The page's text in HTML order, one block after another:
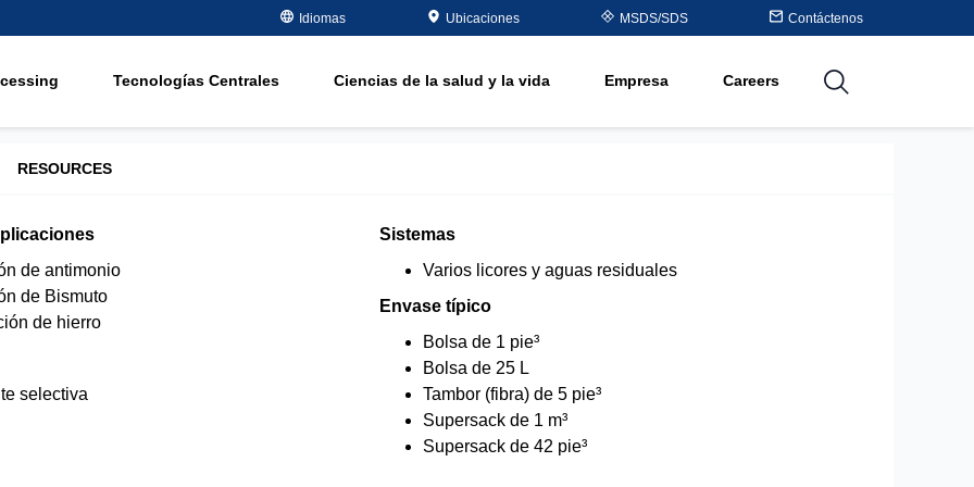
Idiomas Ubicaciones MSDS/SDS Contáctenos
Tecnologías Centrales Ciencias de la salud y la vida Empresa Careers
Semiconductor - electrónicos
petróleo y gas
recuperación
orgánica
Table
RESOURCES
de antimonio
de Bismuto
de hierro
selectiva
Sistemas
Varios licores y aguas residuales
Envase típico
Bolsa de 1 pie³
Bolsa de 25 L
Tambor (fibra) de 5 pie³
Supersack de 1 m³
Supersack de 42 pie³